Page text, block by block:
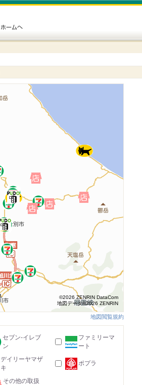
©2026 ZENRIN DataCom
地図データ©2026 ZENRIN
地図閲覧規約
セブン-イレブ
ン
ファミリーマ
ート
デイリーヤマザ
キ
ポプラ
その他の取扱